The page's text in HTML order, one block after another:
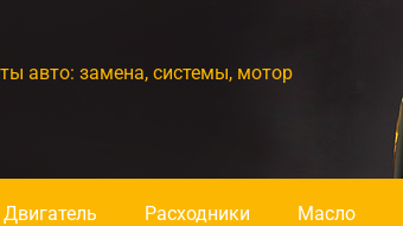
авто: замена, системы, мотор
Двигатель Расходники Масло